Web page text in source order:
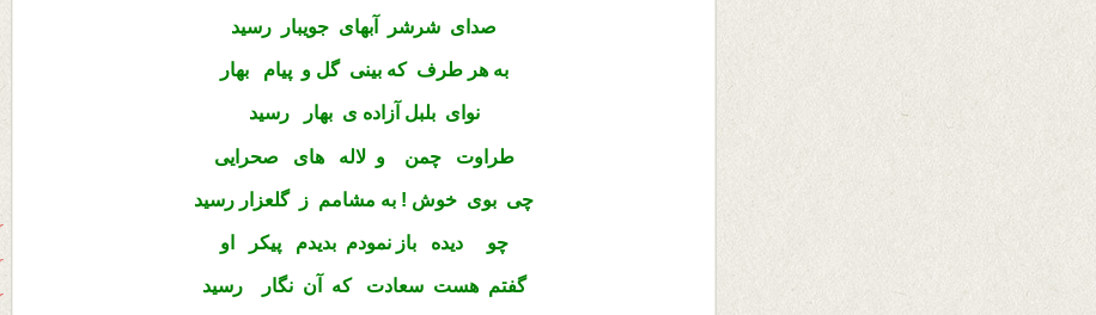
صدای شرشر آبهای جویبار رسید
به هر طرف که بینی گل و پیام بهار
نوای بلبل آزاده ی بهار رسید
طراوت چمن و لاله های صحرایی
چی بوی خوش ! به مشامم ز گلعزار رسید
چو دیده باز نمودم بدیدم پیکر او
گفتم هست سعادت که آن نگار رسید